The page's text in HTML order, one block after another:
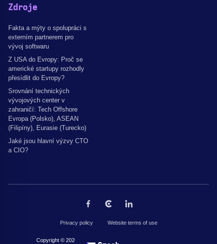
Zdroje
Fakta a mýty o spolupráci s
externím partnerem pro
vývoj softwaru
Z USA do Evropy: Proč se
americké startupy rozhodly
přesídlit do Evropy?
Srovnání technických
vývojových center v
zahraničí: Tech Offshore
Evropa (Polsko), ASEAN
(Filipíny), Eurasie (Turecko)
Jaké jsou hlavní výzvy CTO
a CIO?
Privacy policy Website terms of use
Copyright © 2026 by The Codest. Všechna práva vyhrazena.